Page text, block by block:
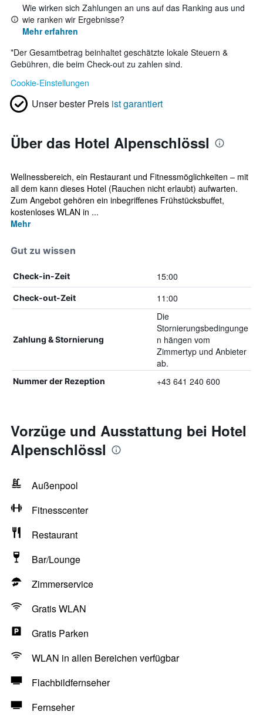
Wie wirken sich Zahlungen an uns auf das Ranking aus und
wie ranken wir Ergebnisse?
Mehr erfahren
*Der Gesamtbetrag beinhaltet geschätzte lokale Steuern &
Gebühren, die beim Check-out zu zahlen sind.
Cookie-Einstellungen
Unser bester Preis ist garantiert
Über das Hotel Alpenschlössl
Wellnessbereich, ein Restaurant und Fitnessmöglichkeiten – mit
all dem kann dieses Hotel (Rauchen nicht erlaubt) aufwarten.
Zum Angebot gehören ein inbegriffenes Frühstücksbuffet,
kostenloses WLAN in ...
Mehr
Gut zu wissen
Check-in-Zeit 15:00
Check-out-Zeit 11:00
Zahlung & Stornierung
Die
Stornierungsbedingunge
n hängen vom
Zimmertyp und Anbieter
ab.
Nummer der Rezeption +43 641 240 600
Vorzüge und Ausstattung bei Hotel
Alpenschlössl
Außenpool
Fitnesscenter
Restaurant
Bar/Lounge
Zimmerservice
Gratis WLAN
Gratis Parken
WLAN in allen Bereichen verfügbar
Flachbildfernseher
Fernseher